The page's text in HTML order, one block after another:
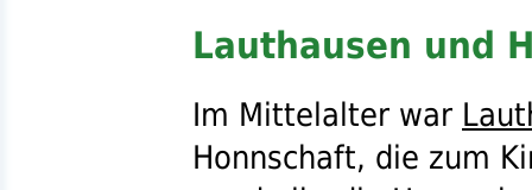
Lauthausen und
Im Mittelalter war
Honnschaft, die zum